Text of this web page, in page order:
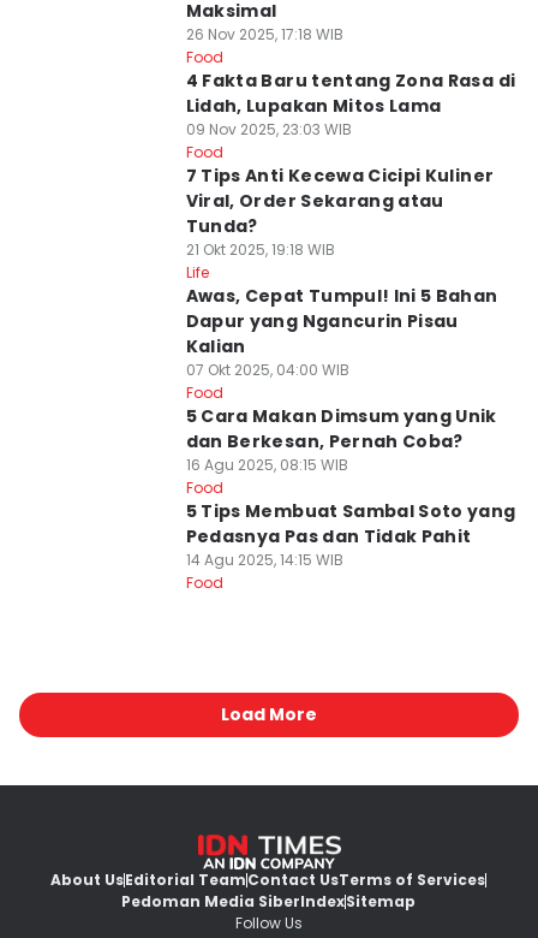
Maksimal
26 Nov 2025, 17:18 WIB
Food
4 Fakta Baru tentang Zona Rasa di
Lidah, Lupakan Mitos Lama
09 Nov 2025, 23:03 WIB
Food
7 Tips Anti Kecewa Cicipi Kuliner
Viral, Order Sekarang atau
Tunda?
21 Okt 2025, 19:18 WIB
Life
Awas, Cepat Tumpul! Ini 5 Bahan
Dapur yang Ngancurin Pisau
Kalian
07 Okt 2025, 04:00 WIB
Food
5 Cara Makan Dimsum yang Unik
dan Berkesan, Pernah Coba?
16 Agu 2025, 08:15 WIB
Food
5 Tips Membuat Sambal Soto yang
Pedasnya Pas dan Tidak Pahit
14 Agu 2025, 14:15 WIB
Food
Load More
About UsEditorial TeamContact UsTerms of Services
Pedoman Media SiberIndexSitemap
Follow Us